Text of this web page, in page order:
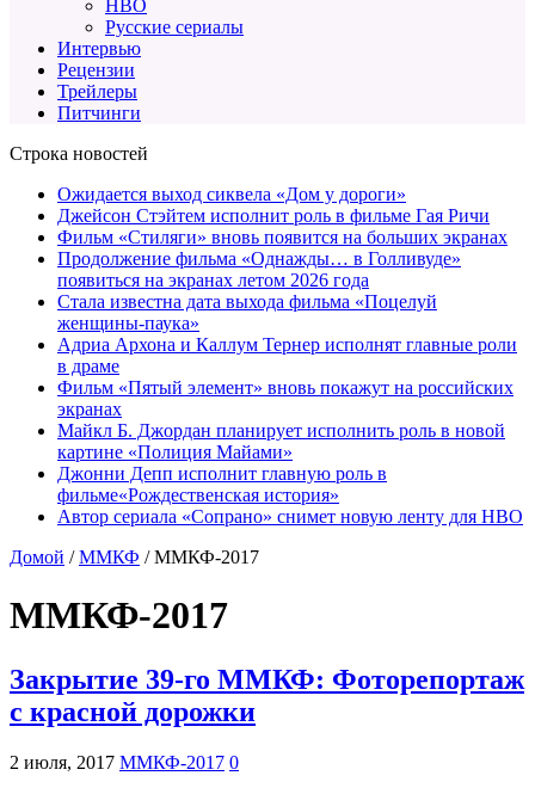
HBO
Русские сериалы
Интервью
Рецензии
Трейлеры
Питчинги
Строка новостей
Ожидается выход сиквела «Дом у дороги»
Джейсон Стэйтем исполнит роль в фильме Гая Ричи
Фильм «Стиляги» вновь появится на больших экранах
Продолжение фильма «Однажды… в Голливуде»
появиться на экранах летом 2026 года
Стала известна дата выхода фильма «Поцелуй
женщины-паука»
Адриа Архона и Каллум Тернер исполнят главные роли
в драме
Фильм «Пятый элемент» вновь покажут на российских
экранах
Майкл Б. Джордан планирует исполнить роль в новой
картине «Полиция Майами»
Джонни Депп исполнит главную роль в
фильме«Рождественская история»
Автор сериала «Сопрано» снимет новую ленту для HBO
Домой / ММКФ / ММКФ-2017
ММКФ-2017
Закрытие 39-го ММКФ: Фоторепортаж
с красной дорожки
2 июля, 2017 ММКФ-2017 0